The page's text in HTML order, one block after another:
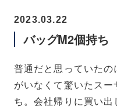
2023.03.22
バッグM2個持ち
普通だと思っていたの
がいなくて驚いたス
ち。会社帰りに買い